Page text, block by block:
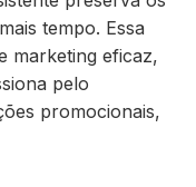
tempo. Essa
marketing eficaz,
pelo
promocionais,